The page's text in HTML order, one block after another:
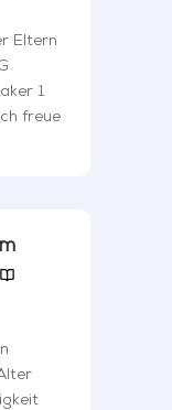
Eltern
1
freue